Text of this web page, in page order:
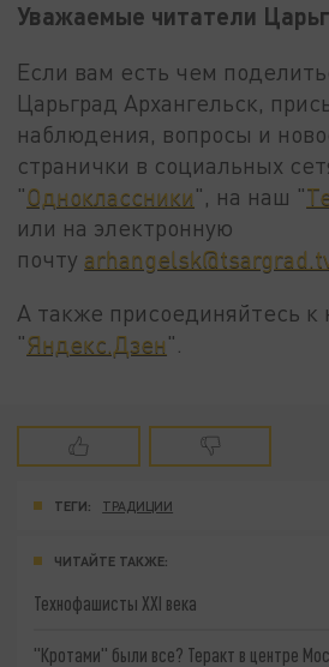
Уважаемые читатели
Если вам есть чем
Царьград Архангельск,
наблюдения, вопросы и
странички в социальных
"Одноклассники", на наш "
или на электронную
почту
А также присоединяйтесь к
"Яндекс.Дзен".
ТЕГИ: ТРАДИЦИИ
ЧИТАЙТЕ ТАКЖЕ:
Технофашисты XXI века
"Кротами" были все? Теракт в центре